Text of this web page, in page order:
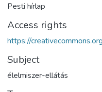
Pesti hírlap
Access rights
https://
Subject
élelmiszer-ellátás